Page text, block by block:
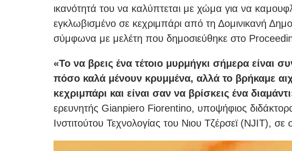
ικανότητά του να καλύπτεται με χώμα για να
εγκλωβισμένο σε κεχριμπάρι από τη Δομινικανή
σύμφωνα με μελέτη που δημοσιεύθηκε στο
«Το να βρεις ένα τέτοιο μυρμήγκι σήμερα είναι
πόσο καλά μένουν κρυμμένα, αλλά το βρήκαμε
κεχριμπάρι και είναι σαν να βρίσκεις ένα
ερευνητής Gianpiero Fiorentino, υποψήφιος
Ινστιτούτου Τεχνολογίας του Νιου Τζέρσεϊ (NJIT), σε